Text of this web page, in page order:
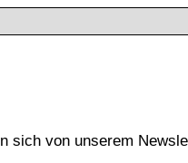
sich von unserem